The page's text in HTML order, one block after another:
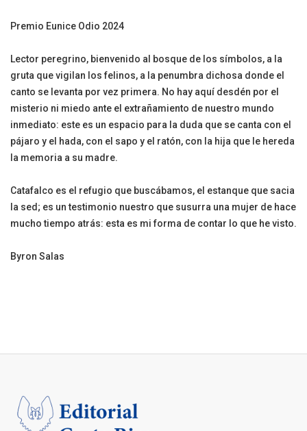
Premio Eunice Odio 2024
Lector peregrino, bienvenido al bosque de los símbolos, a la
gruta que vigilan los felinos, a la penumbra dichosa donde el
canto se levanta por vez primera. No hay aquí desdén por el
misterio ni miedo ante el extrañamiento de nuestro mundo
inmediato: este es un espacio para la duda que se canta con el
pájaro y el hada, con el sapo y el ratón, con la hija que le hereda
la memoria a su madre.
Catafalco es el refugio que buscábamos, el estanque que sacia
la sed; es un testimonio nuestro que susurra una mujer de hace
mucho tiempo atrás: esta es mi forma de contar lo que he visto.
Byron Salas